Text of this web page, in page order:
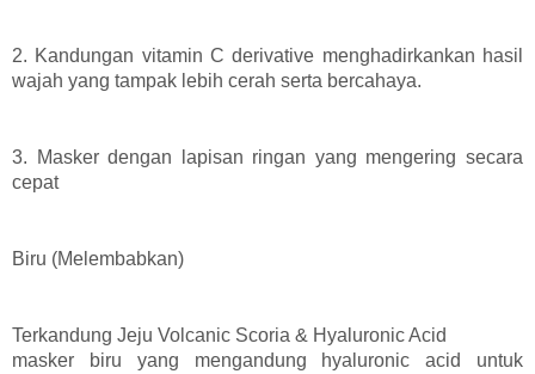
2. Kandungan vitamin C derivative menghadirkankan hasil
wajah yang tampak lebih cerah serta bercahaya.
3. Masker dengan lapisan ringan yang mengering secara
cepat
Biru (Melembabkan)
Terkandung Jeju Volcanic Scoria & Hyaluronic Acid
masker biru yang mengandung hyaluronic acid untuk